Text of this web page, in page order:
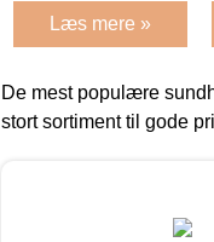
Læs mere »
De mest populære
stort sortiment til gode